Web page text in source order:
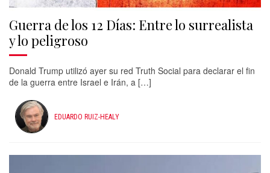
Guerra de los 12 Días: Entre lo surrealista
y lo peligroso
Donald Trump utilizó ayer su red Truth Social para declarar el fin
de la guerra entre Israel e Irán, a […]
EDUARDO RUIZ-HEALY